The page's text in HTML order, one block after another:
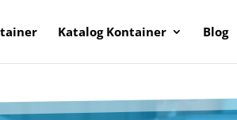
Katalog Kontainer Blog